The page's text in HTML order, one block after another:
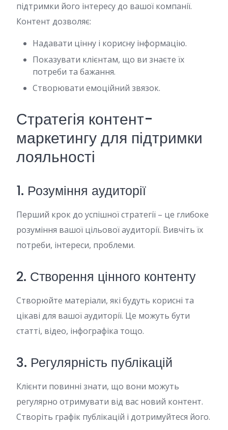
підтримки його інтересу до вашої компанії.
Контент дозволяє:
Надавати цінну і корисну інформацію.
Показувати клієнтам, що ви знаєте їх
потреби та бажання.
Створювати емоційний звязок.
Стратегія контент-
маркетингу для підтримки
лояльності
1. Розуміння аудиторії
Перший крок до успішної стратегії – це глибоке
розуміння вашої цільової аудиторії. Вивчіть їх
потреби, інтереси, проблеми.
2. Створення цінного контенту
Створюйте матеріали, які будуть корисні та
цікаві для вашої аудиторії. Це можуть бути
статті, відео, інфографіка тощо.
3. Регулярність публікацій
Клієнти повинні знати, що вони можуть
регулярно отримувати від вас новий контент.
Створіть графік публікацій і дотримуйтеся його.